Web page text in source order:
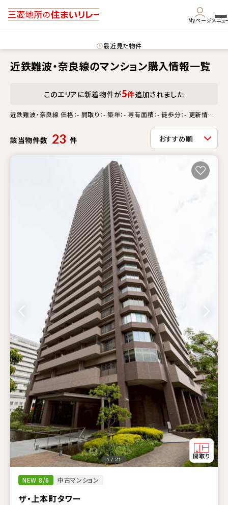
Myページメニュ
最近見た物件
近鉄難波・奈良線のマンション購入情報一覧
このエリアに新着物件が5件追加されました
近鉄難波・奈良線 価格：- 間取り：- 築年：- 専有面積：- 徒歩分：- 更新情
該当物件数 23 件
NEW 8/6 中古マンション
ザ・上本町タワー
1 / 21